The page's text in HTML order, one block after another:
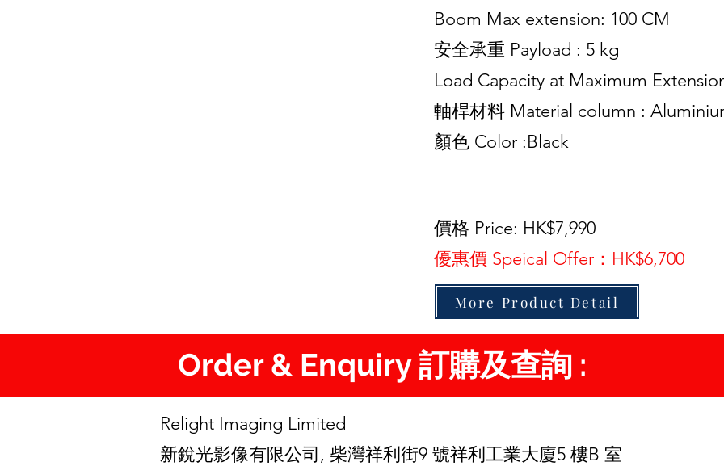
Boom Max extension: 100 CM
安全承重 Payload : 5 kg
Load Capacity at Maximum
軸桿材料 Material column :
顏色 Color :Black
價格 Price: HK$7,990
優惠價 Speical Offer：HK$6,700
More Product Detail
Order & Enquiry 訂購及查詢 :
Relight Imaging Limited
新銳光影像有限公司, 柴灣祥利街9 號祥利工業大廈5 樓B 室